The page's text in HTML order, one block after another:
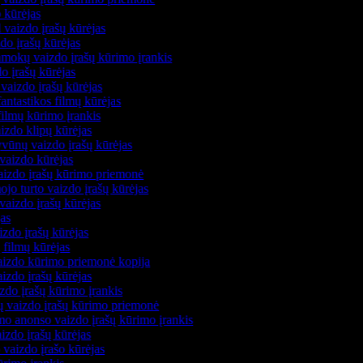
kūrėjas
vaizdo įrašų kūrėjas
įrašų kūrėjas
vaizdo įrašų kūrimo įrankis
įrašų kūrėjas
įrašų kūrėjas
filmų kūrėjas
kūrimo įrankis
klipų kūrėjas
vaizdo įrašų kūrėjas
kūrėjas
įrašų kūrimo priemonė
turto vaizdo įrašų kūrėjas
įrašų kūrėjas
įrašų kūrėjas
filmų kūrėjas
kūrimo priemonė kopija
įrašų kūrėjas
įrašų kūrimo įrankis
vaizdo įrašų kūrimo priemonė
anonso vaizdo įrašų kūrimo įrankis
įrašų kūrėjas
vaizdo įrašo kūrėjas